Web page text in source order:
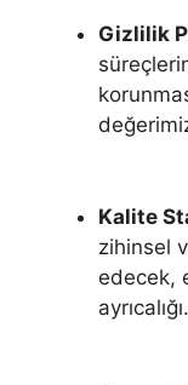
Gizlilik
Kalite
zihinsel
edecek,
ayrıcalığı.